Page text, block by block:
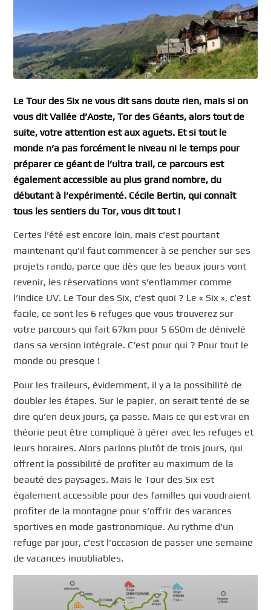
Le Tour des Six ne vous dit sans doute rien, mais si on
vous dit Vallée d’Aoste, Tor des Géants, alors tout de
suite, votre attention est aux aguets. Et si tout le
monde n’a pas forcément le niveau ni le temps pour
préparer ce géant de l’ultra trail, ce parcours est
également accessible au plus grand nombre, du
débutant à l’expérimenté. Cécile Bertin, qui connaît
tous les sentiers du Tor, vous dit tout !
Certes l’été est encore loin, mais c’est pourtant
maintenant qu’il faut commencer à se pencher sur ses
projets rando, parce que dès que les beaux jours vont
revenir, les réservations vont s’enflammer comme
l’indice UV. Le Tour des Six, c’est quoi ? Le « Six », c’est
facile, ce sont les 6 refuges que vous trouverez sur
votre parcours qui fait 67km pour 5 650m de dénivelé
dans sa version intégrale. C’est pour qui ? Pour tout le
monde ou presque !
Pour les traileurs, évidemment, il y a la possibilité de
doubler les étapes. Sur le papier, on serait tenté de se
dire qu’en deux jours, ça passe. Mais ce qui est vrai en
théorie peut être compliqué à gérer avec les refuges et
leurs horaires. Alors parlons plutôt de trois jours, qui
offrent la possibilité de profiter au maximum de la
beauté des paysages. Mais le Tour des Six est
également accessible pour des familles qui voudraient
profiter de la montagne pour s’offrir des vacances
sportives en mode gastronomique. Au rythme d’un
refuge par jour, c’est l’occasion de passer une semaine
de vacances inoubliables.